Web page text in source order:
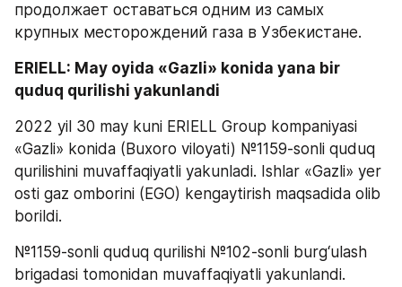
продолжает оставаться одним из самых
крупных месторождений газа в Узбекистане.
ERIELL: May oyida «Gazli» konida yana bir
quduq qurilishi yakunlandi
2022 yil 30 may kuni ERIELL Group kompaniyasi
«Gazli» konida (Buxoro viloyati) №1159-sonli quduq
qurilishini muvaffaqiyatli yakunladi. Ishlar «Gazli» yer
osti gaz omborini (EGO) kengaytirish maqsadida olib
borildi.
№1159-sonli quduq qurilishi №102-sonli burg‘ulash
brigadasi tomonidan muvaffaqiyatli yakunlandi.